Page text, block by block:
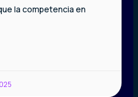
la competencia en